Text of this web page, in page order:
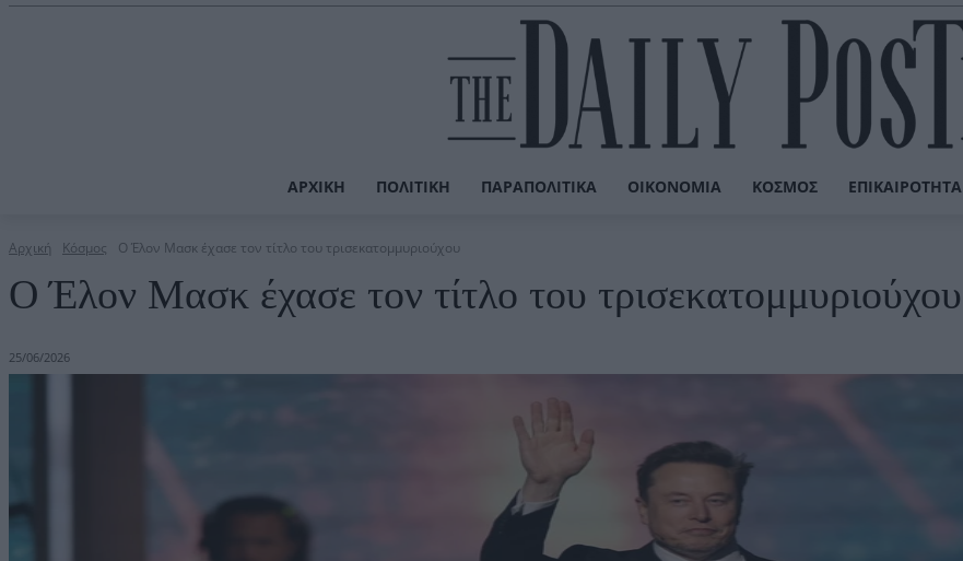
ΑΡΧΙΚΉ ΠΟΛΙΤΙΚΉ ΠΑΡΑΠΟΛΙΤΙΚΆ ΟΙΚΟΝΟΜΊΑ ΚΌΣΜΟΣ ΕΠΙΚΑΙΡΌΤΗΤΑ
Αρχική Κόσμος O Έλον Μασκ έχασε τον τίτλο του τρισεκατομμυριούχου
O Έλον Μασκ έχασε τον τίτλο του τρισεκατομμυριούχου
25/06/2026